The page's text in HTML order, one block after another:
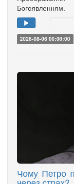
Богоявленням.
2026-08-06 00:00:00
Чому Петро